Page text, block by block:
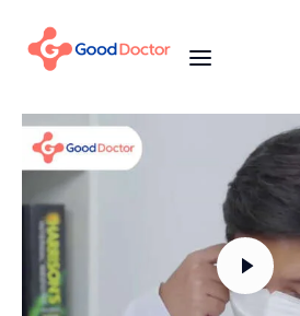
Untuk Bisnis
Untuk Anda